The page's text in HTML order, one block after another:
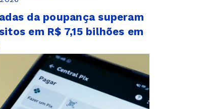
da poupança superam
em R$ 7,15 bilhões em